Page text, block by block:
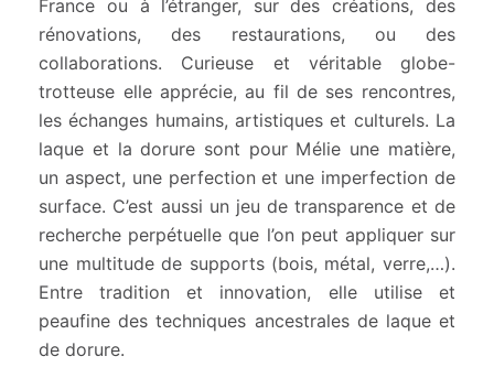
France ou à l’étranger, sur des créations, des
rénovations, des restaurations, ou des
collaborations. Curieuse et véritable globe-
trotteuse elle apprécie, au fil de ses rencontres,
les échanges humains, artistiques et culturels. La
laque et la dorure sont pour Mélie une matière,
un aspect, une perfection et une imperfection de
surface. C’est aussi un jeu de transparence et de
recherche perpétuelle que l’on peut appliquer sur
une multitude de supports (bois, métal, verre,…).
Entre tradition et innovation, elle utilise et
peaufine des techniques ancestrales de laque et
de dorure.